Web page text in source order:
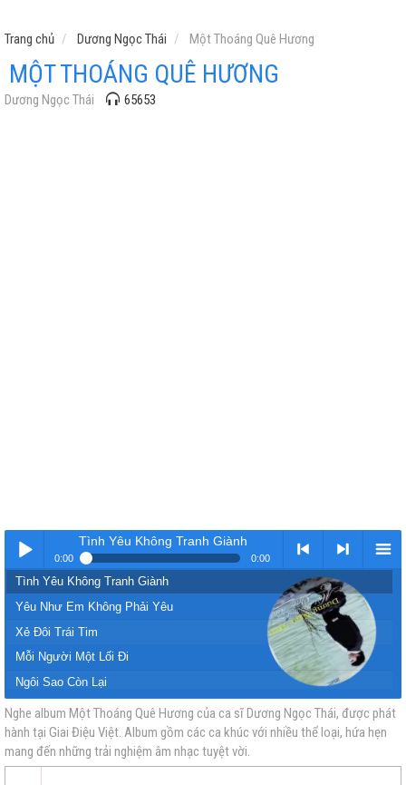
Trang chủ Dương Ngọc Thái Một Thoáng Quê Hương
MỘT THOÁNG QUÊ HƯƠNG
Dương Ngọc Thái 65653
Nhạc
vàng
Tình Yêu Không Tranh Giành
0:00 0:00
< Kho
nhạc
>
Nhạc
Kho
nhạc
Tình Yêu Không Tranh Giành
Yêu Như Em Không Phải Yêu
Xẻ Đôi Trái Tim
Mỗi Người Một Lối Đi
Ngôi Sao Còn Lại
Lời Nói Đau Lòng
Xót Xa
Tuổi Phận
Nghe album Một Thoáng Quê Hương của ca sĩ Dương Ngọc Thái, được phát
hành tại Giai Điệu Việt. Album gồm các ca khúc với nhiều thể loại, hứa hẹn
mang đến những trải nghiệm âm nhạc tuyệt vời.